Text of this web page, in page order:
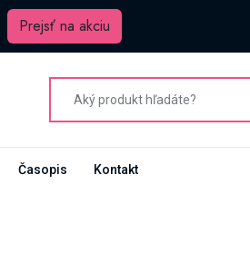
Prejsť na akciu
Časopis Kontakt